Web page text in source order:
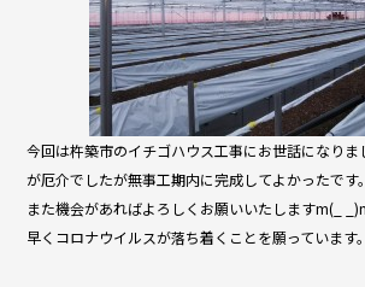
今回は杵築市のイチゴハウス工事にお世話になり
が厄介でしたが無事工期内に完成してよかったです。
また機会があればよろしくお願いいたしますm(_
早くコロナウイルスが落ち着くことを願っています。